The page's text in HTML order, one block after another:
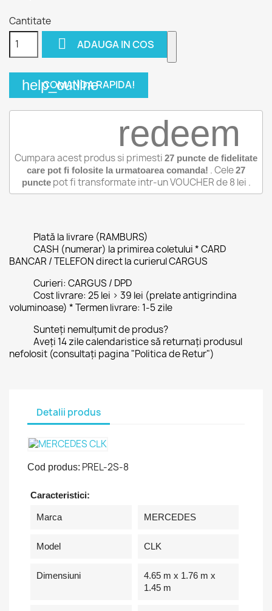
Cantitate
 ADAUGA IN COS
help_outline
COMANDA RAPIDA!
redeem
Cumpara acest produs si primesti 27 puncte de fidelitate
care pot fi folosite la urmatoarea comanda! . Cele27
punctepot fi transformate intr-un VOUCHER de8 lei .
Plată la livrare (RAMBURS)
CASH (numerar) la primirea coletului * CARD
BANCAR / TELEFON direct la curierul CARGUS
Curieri: CARGUS / DPD
Cost livrare: 25 lei > 39 lei (prelate antigrindina
voluminoase) * Termen livrare: 1-5 zile
Sunteți nemulțumit de produs?
Aveți 14 zile calendaristice să returnați produsul
nefolosit (consultați pagina "Politica de Retur")
Detalii produs
Cod produs: PREL-2S-8
Caracteristici:
Marca MERCEDES
Model CLK
Dimensiuni
4.65 m x 1.76 m x
1.45 m